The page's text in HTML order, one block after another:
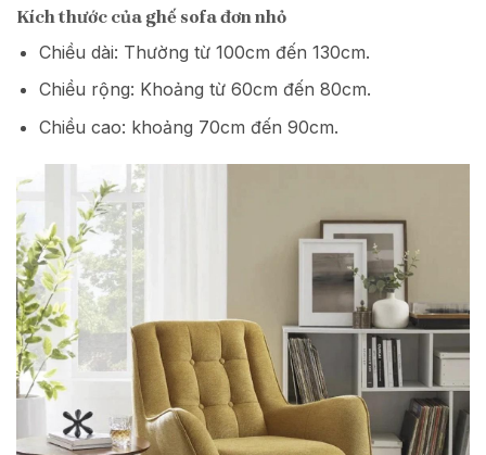
Kích thước của ghế sofa đơn nhỏ
Chiều dài: Thường từ 100cm đến 130cm.
Chiều rộng: Khoảng từ 60cm đến 80cm.
Chiều cao: khoảng 70cm đến 90cm.